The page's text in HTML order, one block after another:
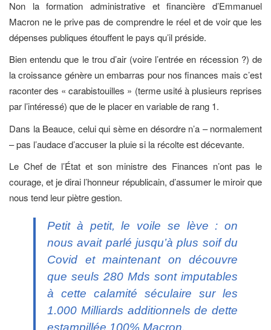
Non la formation administrative et financière d’Emmanuel
Macron ne le prive pas de comprendre le réel et de voir que les
dépenses publiques étouffent le pays qu’il préside.
Bien entendu que le trou d’air (voire l’entrée en récession ?) de
la croissance génère un embarras pour nos finances mais c’est
raconter des « carabistouilles » (terme usité à plusieurs reprises
par l’intéressé) que de le placer en variable de rang 1.
Dans la Beauce, celui qui sème en désordre n’a – normalement
– pas l’audace d’accuser la pluie si la récolte est décevante.
Le Chef de l’État et son ministre des Finances n’ont pas le
courage, et je dirai l’honneur républicain, d’assumer le miroir que
nous tend leur piètre gestion.
Petit à petit, le voile se lève : on
nous avait parlé jusqu’à plus soif du
Covid et maintenant on découvre
que seuls 280 Mds sont imputables
à cette calamité séculaire sur les
1.000 Milliards additionnels de dette
estampillée 100% Macron.